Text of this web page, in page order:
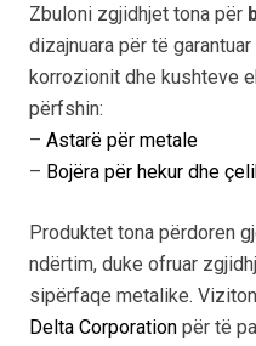
Zbuloni zgjidhjet tona për
dizajnuara për të
korrozionit dhe kushteve
përfshin:
– Astarë për metale
– Bojëra për hekur dhe
Produktet tona përdoren
ndërtim, duke ofruar
sipërfaqe metalike.
Delta Corporation për të